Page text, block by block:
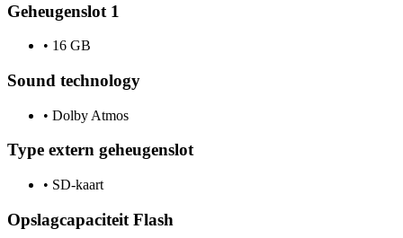
Geheugenslot 1
• 16 GB
Sound technology
• Dolby Atmos
Type extern geheugenslot
• SD-kaart
Opslagcapaciteit Flash